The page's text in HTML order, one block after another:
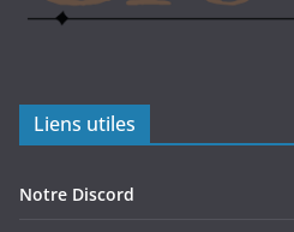
Liens utiles
Notre Discord